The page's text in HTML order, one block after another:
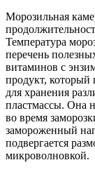
Морозильная
Температура
перечень
витаминов с
продукт, который
для хранения
пластмассы. Она
во время
замороженный
подвергается
микроволновкой.